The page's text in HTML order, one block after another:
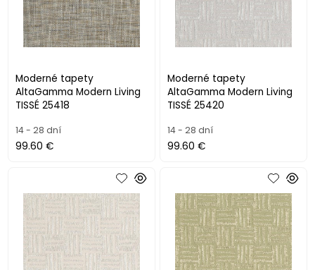
Moderné tapety
AltaGamma Modern Living
TISSÉ 25418
14 - 28 dní
99.60 €
Moderné tapety
AltaGamma Modern Living
TISSÉ 25420
14 - 28 dní
99.60 €